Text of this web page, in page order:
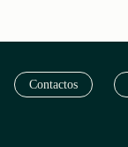
Contactos